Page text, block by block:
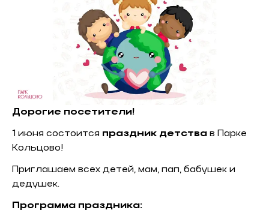
Дорогие посетители!
1 июня состоится праздник детства в Парке
Кольцово!
Приглашаем всех детей, мам, пап, бабушек и
дедушек.
Программа праздника: